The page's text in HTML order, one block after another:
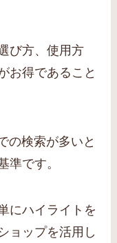
び方、使用方
お得であること
の検索が多いと
準です。
にハイライトを
ョップを活用し